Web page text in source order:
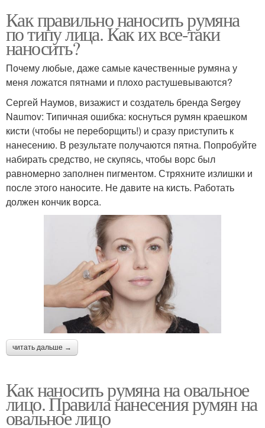
Как правильно наносить румяна
по типу лица. Как их все-таки
наносить?
Почему любые, даже самые качественные румяна у
меня ложатся пятнами и плохо растушевываются?
Сергей Наумов, визажист и создатель бренда Sergey
Naumov: Типичная ошибка: коснуться румян краешком
кисти (чтобы не переборщить!) и сразу приступить к
нанесению. В результате получаются пятна. Попробуйте
набирать средство, не скупясь, чтобы ворс был
равномерно заполнен пигментом. Стряхните излишки и
после этого наносите. Не давите на кисть. Работать
должен кончик ворса.
читать дальше →
Как наносить румяна на овальное
лицо. Правила нанесения румян на
овальное лицо